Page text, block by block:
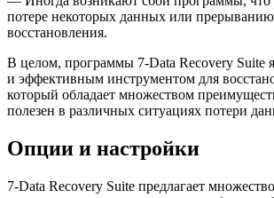
потере некоторых данных или прерыванию
восстановления.
В целом, программы 7-Data Recovery Suite
и эффективным инструментом для
который обладает множеством
полезен в различных ситуациях потери
Опции и настройки
7-Data Recovery Suite предлагает